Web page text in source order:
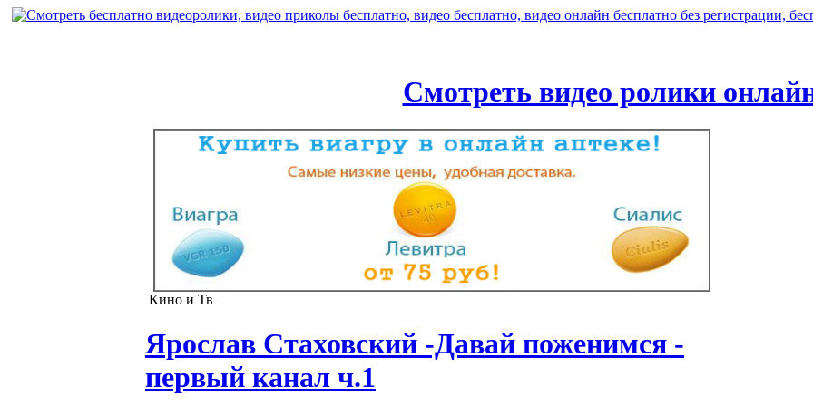
Смотреть видео ролики
Кино и Тв
Ярослав Стаховский -Давай поженимся -
первый канал ч.1